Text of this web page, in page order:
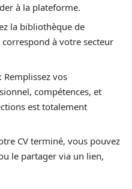
à la plateforme.
la bibliothèque de
à votre secteur
Remplissez vos
compétences, et
est totalement
CV terminé, vous pouvez
le partager via un lien,